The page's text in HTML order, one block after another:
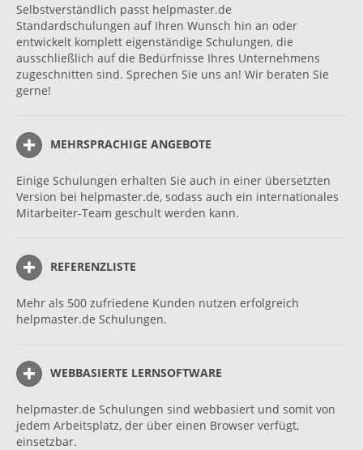
Selbstverständlich passt helpmaster.de
Standardschulungen auf Ihren Wunsch hin an oder
entwickelt komplett eigenständige Schulungen, die
ausschließlich auf die Bedürfnisse Ihres Unternehmens
zugeschnitten sind. Sprechen Sie uns an! Wir beraten Sie
gerne!
MEHRSPRACHIGE ANGEBOTE
Einige Schulungen erhalten Sie auch in einer übersetzten
Version bei helpmaster.de, sodass auch ein internationales
Mitarbeiter-Team geschult werden kann.
REFERENZLISTE
Mehr als 500 zufriedene Kunden nutzen erfolgreich
helpmaster.de Schulungen.
WEBBASIERTE LERNSOFTWARE
helpmaster.de Schulungen sind webbasiert und somit von
jedem Arbeitsplatz, der über einen Browser verfügt,
einsetzbar.